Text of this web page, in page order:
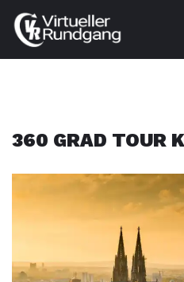
Zum
Inhalt
360 GRAD TOUR